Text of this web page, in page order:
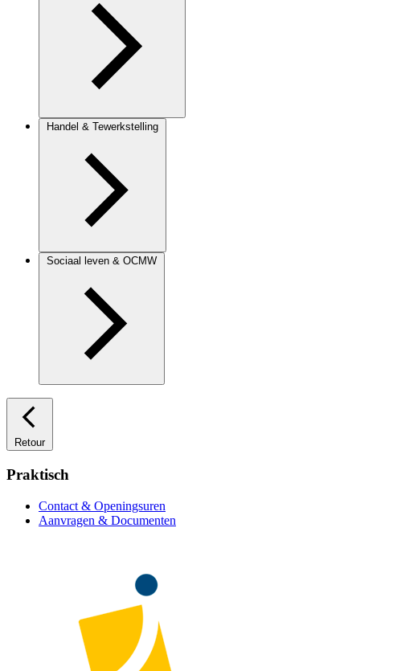
Handel & Tewerkstelling
Sociaal leven & OCMW
Retour
Praktisch
Contact & Openingsuren
Aanvragen & Documenten